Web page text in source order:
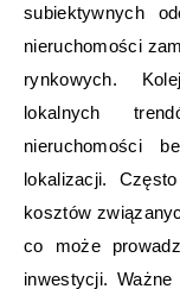
subiektywnych
nieruchomości
rynkowych.
lokalnych
nieruchomości
lokalizacji.
kosztów
co może
inwestycji.